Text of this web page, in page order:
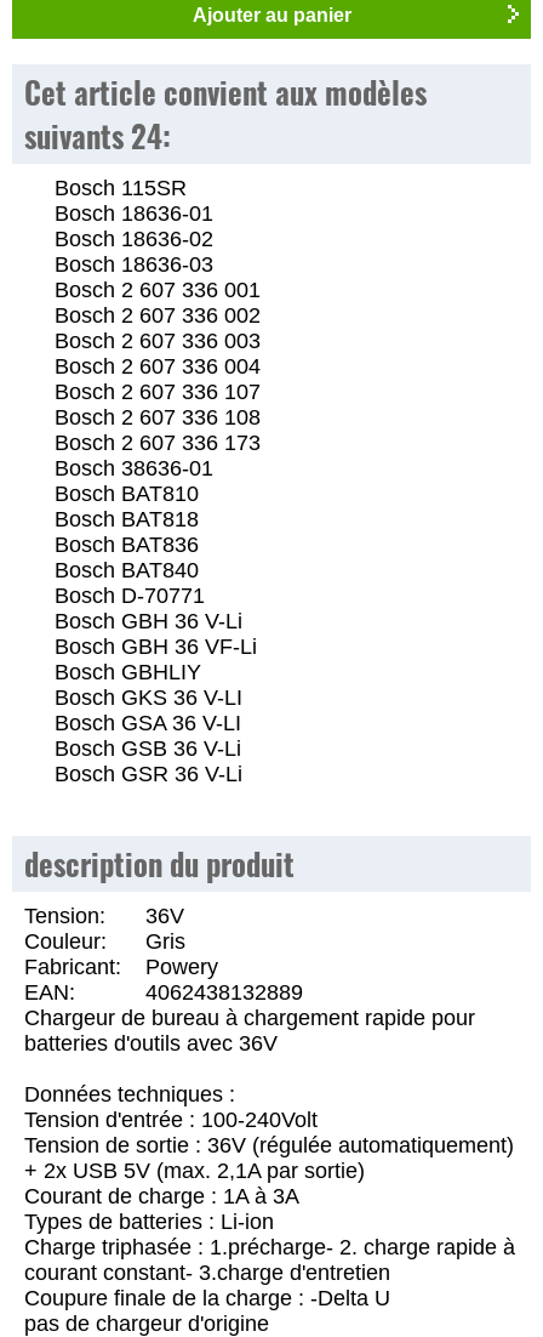
Ajouter au panier
Cet article convient aux modèles
suivants 24:
Bosch 115SR
Bosch 18636-01
Bosch 18636-02
Bosch 18636-03
Bosch 2 607 336 001
Bosch 2 607 336 002
Bosch 2 607 336 003
Bosch 2 607 336 004
Bosch 2 607 336 107
Bosch 2 607 336 108
Bosch 2 607 336 173
Bosch 38636-01
Bosch BAT810
Bosch BAT818
Bosch BAT836
Bosch BAT840
Bosch D-70771
Bosch GBH 36 V-Li
Bosch GBH 36 VF-Li
Bosch GBHLIY
Bosch GKS 36 V-LI
Bosch GSA 36 V-LI
Bosch GSB 36 V-Li
Bosch GSR 36 V-Li
description du produit
Tension:
36V
Couleur:
Gris
Fabricant:
Powery
EAN:
4062438132889
Chargeur de bureau à chargement rapide pour
batteries d'outils avec 36V
Données techniques :
Tension d'entrée : 100-240Volt
Tension de sortie : 36V (régulée automatiquement)
+ 2x USB 5V (max. 2,1A par sortie)
Courant de charge : 1A à 3A
Types de batteries : Li-ion
Charge triphasée : 1.précharge- 2. charge rapide à
courant constant- 3.charge d'entretien
Coupure finale de la charge : -Delta U
pas de chargeur d'origine